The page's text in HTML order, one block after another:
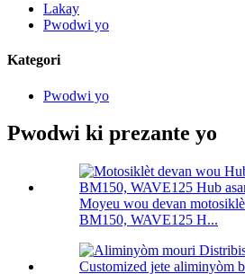
Lakay
Pwodwi yo
Kategori
Pwodwi yo
Pwodwi ki prezante yo
Moyeu wou devan
BM150, WAVE125 H...